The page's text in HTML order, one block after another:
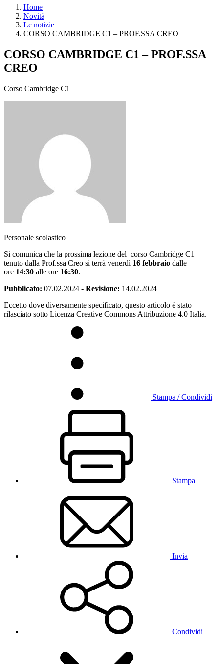
Home
Novità
Le notizie
CORSO CAMBRIDGE C1 – PROF.SSA CREO
CORSO CAMBRIDGE C1 – PROF.SSA
CREO
Corso Cambridge C1
Personale scolastico
Si comunica che la prossima lezione del corso Cambridge C1
tenuto dalla Prof.ssa Creo si terrà venerdì 16 febbraio dalle
ore 14:30 alle ore 16:30.
Pubblicato: 07.02.2024 - Revisione: 14.02.2024
Eccetto dove diversamente specificato, questo articolo è stato
rilasciato sotto Licenza Creative Commons Attribuzione 4.0 Italia.
Stampa / Condividi
Stampa
Invia
Condividi